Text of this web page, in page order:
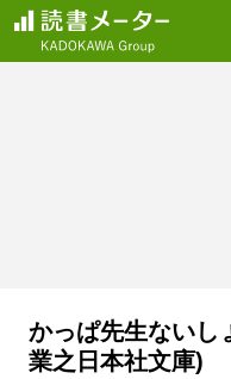
かっぱ先生ないし
業之日本社文庫)